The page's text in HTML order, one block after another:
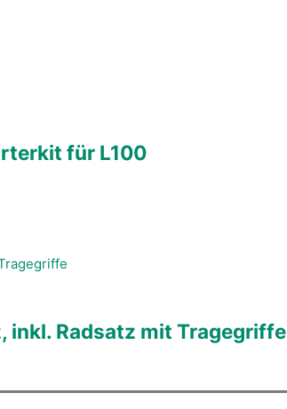
für L100
inkl. Radsatz mit Tragegriffe